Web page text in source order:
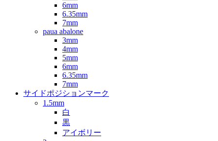
6mm
6.35mm
7mm
paua abalone
3mm
4mm
5mm
6mm
6.35mm
7mm
サイドポジションマーク
1.5mm
白
黒
アイボリー